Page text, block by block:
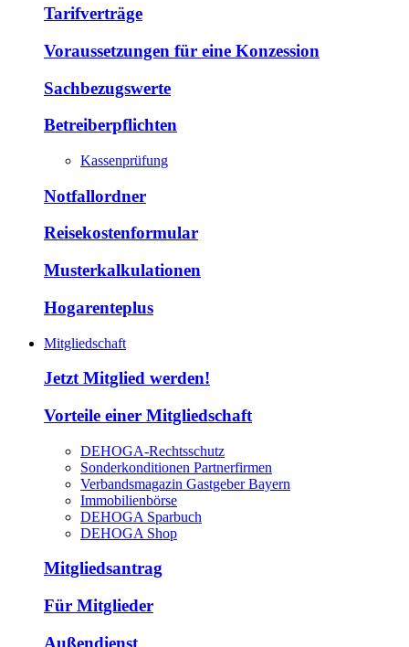
Tarifverträge
Voraussetzungen für eine Konzession
Sachbezugswerte
Betreiberpflichten
Kassenprüfung
Notfallordner
Reisekostenformular
Musterkalkulationen
Hogarenteplus
Mitgliedschaft
Jetzt Mitglied werden!
Vorteile einer Mitgliedschaft
DEHOGA-Rechtsschutz
Sonderkonditionen Partnerfirmen
Verbandsmagazin Gastgeber Bayern
Immobilienbörse
DEHOGA Sparbuch
DEHOGA Shop
Mitgliedsantrag
Für Mitglieder
Außendienst